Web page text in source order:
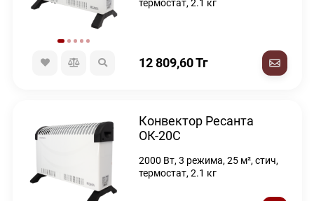
термостат, 2.1 кг
12 809,60Тг
Конвектор Ресанта
ОК-20С
2000 Вт, 3 режима, 25 м², стич,
термостат, 2.1 кг